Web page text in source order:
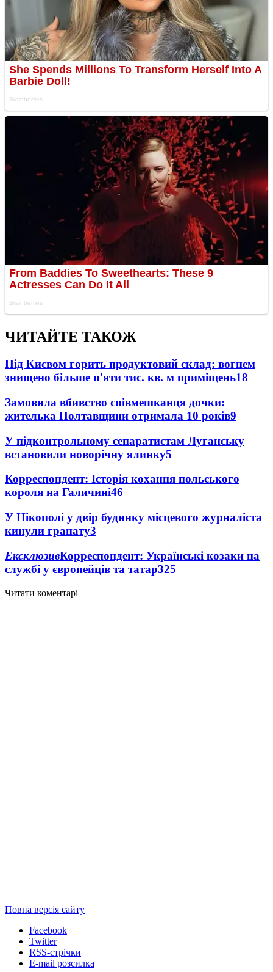
ЧИТАЙТЕ ТАКОЖ
Під Києвом горить продуктовий склад: вогнем
знищено більше п'яти тис. кв. м приміщень18
Замовила вбивство співмешканця дочки:
жителька Полтавщини отримала 10 років9
У підконтрольному сепаратистам Луганську
встановили новорічну ялинку5
Корреспондент: Історія кохання польського
короля на Галичині46
У Нікополі у двір будинку місцевого журналіста
кинули гранату3
ЕксклюзивКорреспондент: Українські козаки на
службі у європейців та татар325
Читати коментарі
Повна версія сайту
Facebook
Twitter
RSS-стрічки
E-mail розсилка